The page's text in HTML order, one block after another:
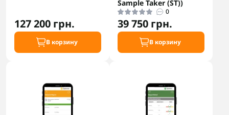
127 200 грн.
В корзину
Sample Taker (ST))
0
39 750 грн.
В корзину